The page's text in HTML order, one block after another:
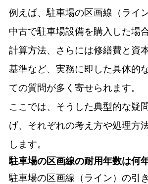
例えば、駐車場の区画線（ライ
中古で駐車場設備を購入した場
計算方法、さらには修繕費と資
基準など、実務に即した具体的
ての質問が多く寄せられます。
ここでは、そうした典型的な疑
げ、それぞれの考え方や処理方
します。
駐車場の区画線の耐用年数は何
駐車場の区画線（ライン）の引